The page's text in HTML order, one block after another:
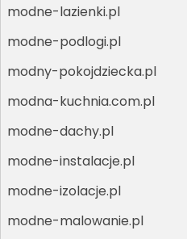
modne-lazienki.pl
modne-podlogi.pl
modny-pokojdziecka.pl
modna-kuchnia.com.pl
modne-dachy.pl
modne-instalacje.pl
modne-izolacje.pl
modne-malowanie.pl